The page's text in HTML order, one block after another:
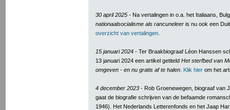
30 april 2025 - Na vertalingen in o.a. het Italiaans,
nationaalsocialisme als rancuneleer is nu ook een
overzicht van vertalingen
15 januari 2024 - Ter Braakbiograaf Léon Hanssen
13 januari 2024 een artikel getiteld Het sterfbed van
omgeven - en nu gratis af te halen Klik hier om het
4 december 2023 - Rob Groenewegen, biograaf van
gaat de biografie schrijven van de befaamde
1946). Het Nederlands Letterenfonds en het Jaap